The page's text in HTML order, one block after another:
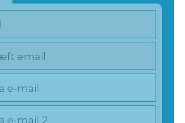
email
e-mail
e-mail 2